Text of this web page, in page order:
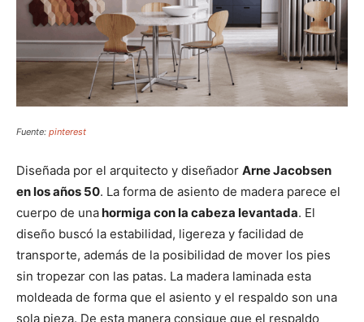
Fuente: pinterest
Diseñada por el arquitecto y diseñador Arne Jacobsen
en los años 50. La forma de asiento de madera parece el
cuerpo de unahormiga con la cabeza levantada. El
diseño buscó la estabilidad, ligereza y facilidad de
transporte, además de la posibilidad de mover los pies
sin tropezar con las patas. La madera laminada esta
moldeada de forma que el asiento y el respaldo son una
sola pieza. De esta manera consigue que el respaldo